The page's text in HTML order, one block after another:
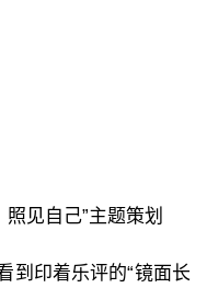
见自己”主题策划
到印着乐评的“镜面长